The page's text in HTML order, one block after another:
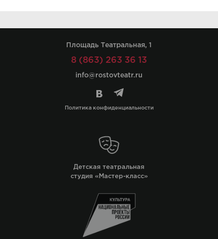
Площадь Театральная, 1
8 (863) 263 36 13
info@rostovteatr.ru
Политика конфиденциальности
Детская театральная
студия «Мастер-класс»